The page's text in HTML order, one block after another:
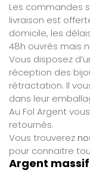
Les commandes
livraison est
domicile, les
48h ouvrés mais
Vous disposez
réception des
rétractation. Il
dans leur
Au Fol Argent
retournés.
Vous trouverez
pour connaitre
Argent